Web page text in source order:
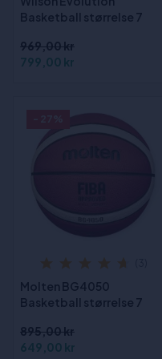
Basketball størrelse 7
969,00 kr
799,00 kr
Molten BG4050
Basketball størrelse 7
895,00 kr
649,00 kr